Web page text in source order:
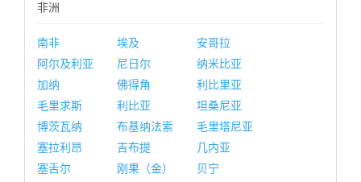
非洲
南非 埃及
安哥拉
阿尔及利亚
尼日尔
纳米比亚
加纳
佛得角
利比里亚
毛里求斯
利比亚
坦桑尼亚
博茨瓦纳
布基纳法索
毛里塔尼亚
塞拉利昂
吉布提
几内亚
塞舌尔
刚果（金）
贝宁